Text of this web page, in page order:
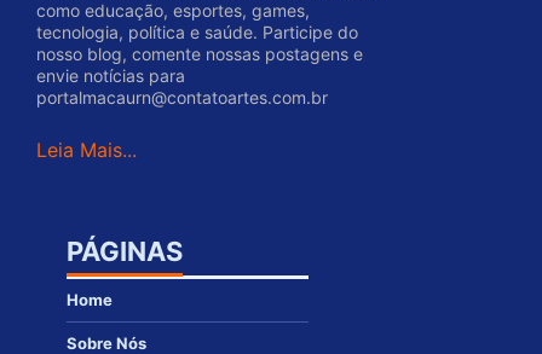
como educação, esportes, games,
tecnologia, política e saúde. Participe do
nosso blog, comente nossas postagens e
envie notícias para
portalmacaurn@contatoartes.com.br
Leia Mais...
PÁGINAS
Home
Sobre Nós